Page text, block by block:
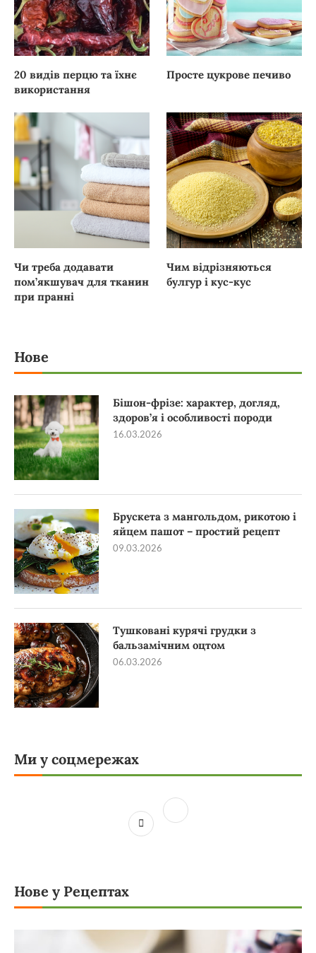
20 видів перцю та їхнє
використання
Просте цукрове печиво
Чи треба додавати
пом’якшувач для тканин
при пранні
Чим відрізняються
булгур і кус-кус
Нове
Бішон-фрізе: характер, догляд,
здоров’я і особливості породи
16.03.2026
Брускета з мангольдом, рикотою і
яйцем пашот – простий рецепт
09.03.2026
Тушковані курячі грудки з
бальзамічним оцтом
06.03.2026
Ми у соцмережах
Нове у Рецептах